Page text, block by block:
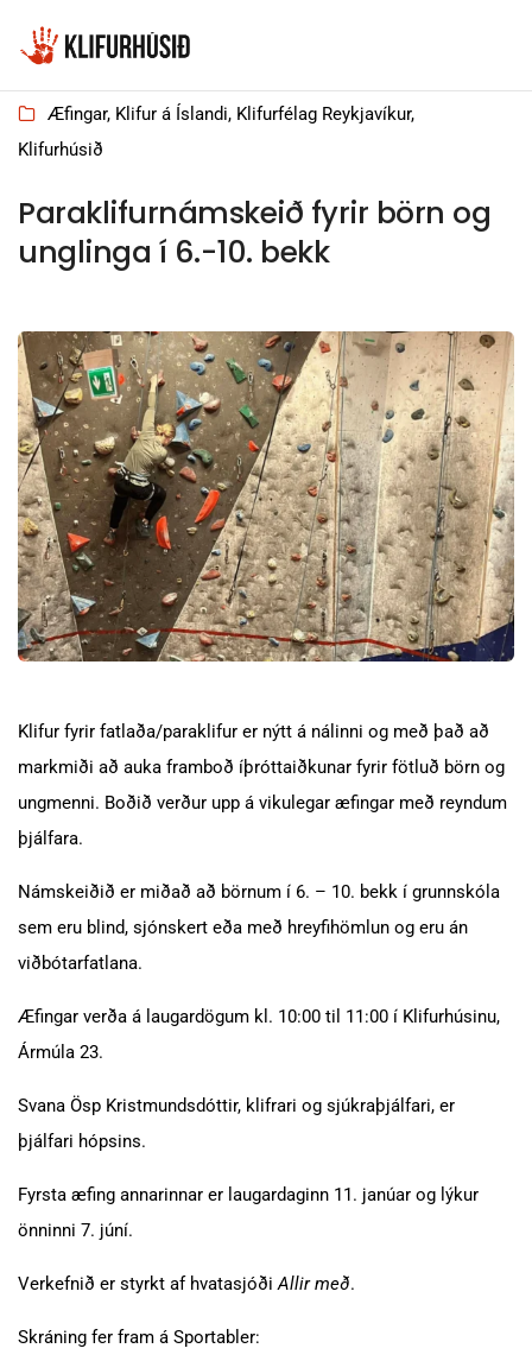
Æfingar, Klifur á Íslandi, Klifurfélag Reykjavíkur,
Klifurhúsið
Paraklifurnámskeið fyrir börn og
unglinga í 6.-10. bekk
Klifur fyrir fatlaða/paraklifur er nýtt á nálinni og með það að
markmiði að auka framboð íþróttaiðkunar fyrir fötluð börn og
ungmenni. Boðið verður upp á vikulegar æfingar með reyndum
þjálfara.
Námskeiðið er miðað að börnum í 6. – 10. bekk í grunnskóla
sem eru blind, sjónskert eða með hreyfihömlun og eru án
viðbótarfatlana.
Æfingar verða á laugardögum kl. 10:00 til 11:00 í Klifurhúsinu,
Ármúla 23.
Svana Ösp Kristmundsdóttir, klifrari og sjúkraþjálfari, er
þjálfari hópsins.
Fyrsta æfing annarinnar er laugardaginn 11. janúar og lýkur
önninni 7. júní.
Verkefnið er styrkt af hvatasjóðiAllir með.
Skráning fer fram á Sportabler: